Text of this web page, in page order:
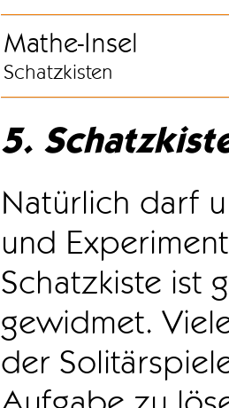
Mathe-Insel
Schatzkisten
5.
Natürlich darf
und
Schatzkiste ist
gewidmet.
der